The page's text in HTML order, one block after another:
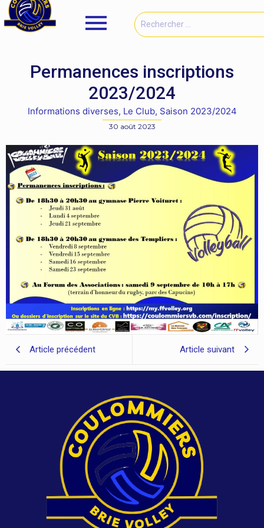
Permanences inscriptions
2023/2024
Informations diverses, Le Club, Saison 2023/2024
30 août 2023
Article précédent Article suivant